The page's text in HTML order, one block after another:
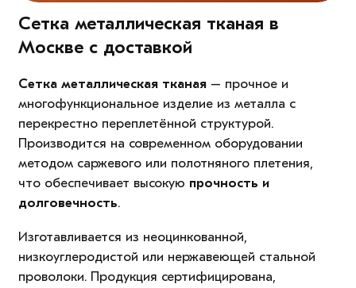
Сетка металлическая тканая в
Москве с доставкой
Сетка металлическая тканая– прочное и
многофункциональное изделие из металла с
перекрестно переплетённой структурой.
Производится на современном оборудовании
методом саржевого или полотняного плетения,
что обеспечивает высокую прочность и
долговечность.
Изготавливается из неоцинкованной,
низкоуглеродистой или нержавеющей стальной
проволоки. Продукция сертифицирована,